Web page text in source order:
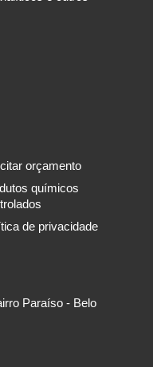
orçamento
químicos
de privacidade
Paraíso - Belo